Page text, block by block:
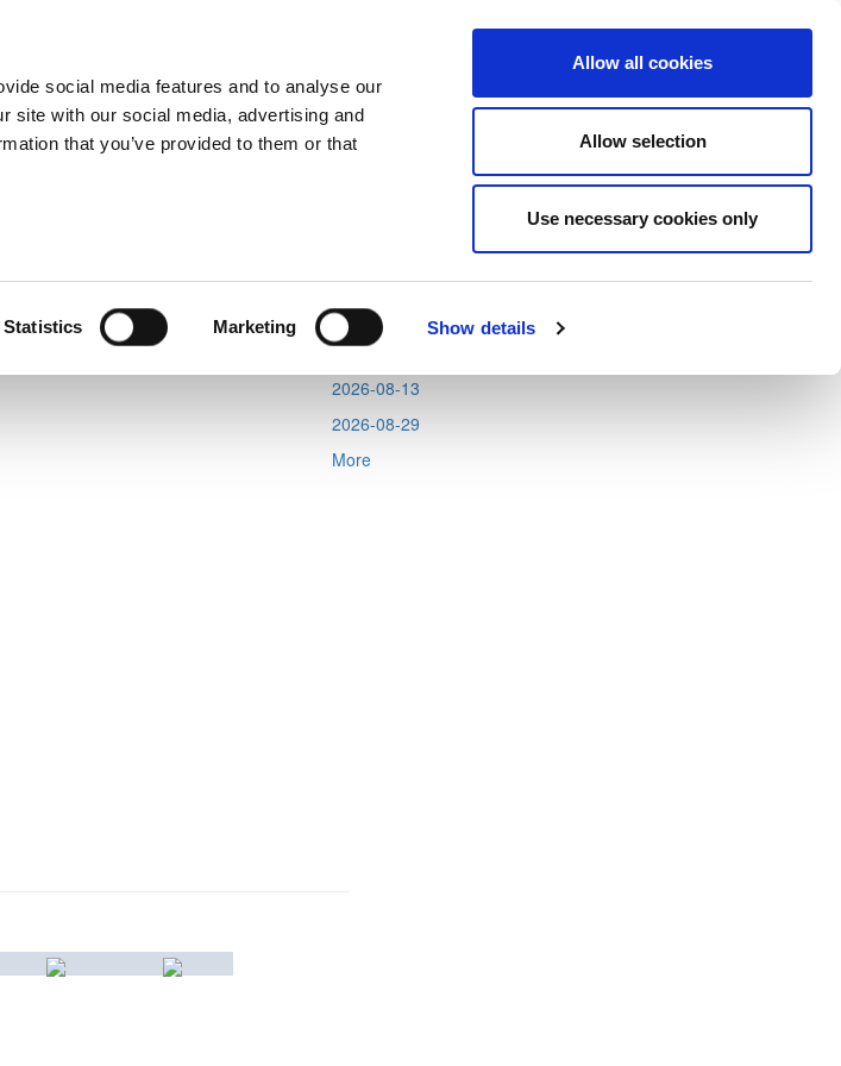
social media features and to analyse our
site with our social media, advertising and
that you’ve provided to them or that
Statistics Marketing Show details
Allow all cookies
Allow selection
Use necessary cookies only
Next
Tweets by CyprusFA
2026-08-06
2026-08-11
2026-08-12
2026-08-13
2026-08-29
More